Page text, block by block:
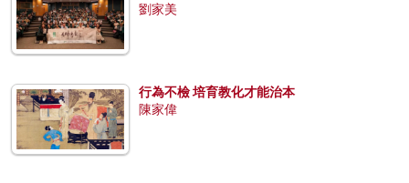
劉家美
行為不檢 培育教化才能治本
陳家偉